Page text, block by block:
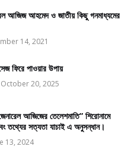
আজিজ আহমেদ ও জাতীয় কিছু গনমাধ্যমের
14, 2021
ফিরে পাওয়ার উপায়
October 20, 2025
আজিজের তেলেশমাতি” শিরোনামে
তথ্যের সত্যতা যাচাই এ অনুসন্ধান।
13, 2024